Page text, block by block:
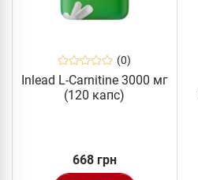
(0)
Inlead L-Carnitine 3000 мг
(120 капс)
668 грн